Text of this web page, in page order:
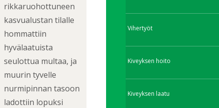
Vihertyöt
Kiveyksen hoito
Kiveyksen laatu
rikkaruohottuneen
kasvualustan tilalle
hommattiin
hyvälaatuista
seulottua multaa, ja
muurin tyvelle
nurmipinnan tasoon
ladottiin lopuksi